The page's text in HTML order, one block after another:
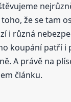
že se tam
i různá
koupání patří i
A právě na
článku.